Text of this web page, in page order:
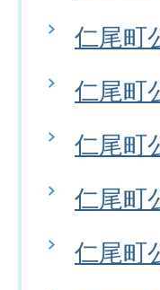
仁尾町
仁尾町
仁尾町
仁尾町
仁尾町